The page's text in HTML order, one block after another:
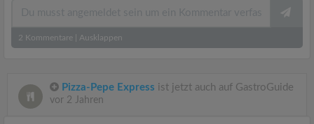
2 Kommentare Ausklappen
Pizza-Pepe Express ist jetzt auch auf GastroGuide
vor 2 Jahren